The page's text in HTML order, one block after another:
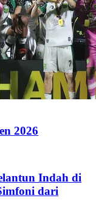
2026
Indah di
dari